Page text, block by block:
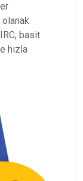
olanak
basit
hızla